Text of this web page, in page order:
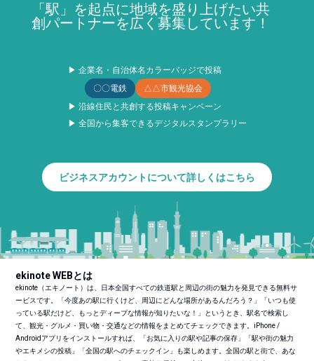
「駅」を起点に地域を盛り上げたい共
創パートナーを広く募集しています！
▶ 企業名・自治体名カラーバッジで投稿
〇〇電鉄
△△市観光協会
▶ 沿線住民と共創する投稿キャンペーン
▶ 全国から集客できるデジタルスタンプラリー
ビジネスアカウントについて詳しくはこちら
ekinote WEBとは
ekinote（エキノート）は、日本全国すべての鉄道駅と周辺の街の魅力を発見できる無料サ
ービスです。「今度あの駅に行くけど、周辺にどんな場所があるんだろう？」「いつも使
っている駅だけど、もっとディープな情報が知りたいな！」というとき、駅名で検索し
て、観光・グルメ・買い物・交通などの情報をまとめてチェックできます。iPhone /
Androidアプリをインストールすれば、「お気に入りの駅や記事の保存」「駅や街の魅力
やエキメシの投稿」「全国の駅へのチェックイン」も楽しめます。全国の駅と街で、あな